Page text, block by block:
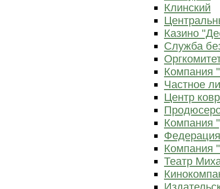
Клинский
Казино
Служба
Компания
Частное
Центр
Компания
Компания
Театр